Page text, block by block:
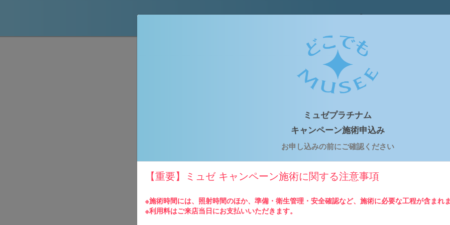
どこでもミュゼプラチナム
はじめての方専用予約申込みフォーム
ミュゼプラチナム
キャンペーン施術申込み
お申し込みの前にご確認ください
【重要】ミュゼ キャンペーン施術に関する注意事項
※施術時間には、照射時間のほか、準備・衛生管理・安全確認など、施術に必要な工程が含まれま
※利用料はご来店当日にお支払いいただきます。
お申込みの流れ
ムに必要事項をご入力の上、
2
アドレス宛に予約確認メール
合、後日予約店舗よりご連絡
す。